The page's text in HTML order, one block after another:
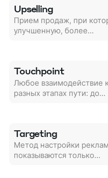
Upselling
Прием продаж, при
улучшенную, более...
Touchpoint
Любое взаимодействие
разных этапах пути: до...
Targeting
Метод настройки
показываются только...